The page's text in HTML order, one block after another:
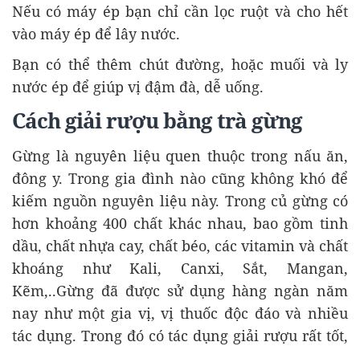
Nếu có máy ép bạn chỉ cần lọc ruột và cho hết
vào máy ép để lây nước.
Bạn có thể thêm chút đường, hoặc muối và ly
nước ép để giúp vị đậm đà, dễ uống.
Cách giải rượu bằng trà gừng
Gừng là nguyên liệu quen thuộc trong nấu ăn,
đông y. Trong gia đình nào cũng không khó để
kiếm nguồn nguyên liệu này. Trong củ gừng có
hơn khoảng 400 chất khác nhau, bao gồm tinh
dầu, chất nhựa cay, chất béo, các vitamin và chất
khoáng như Kali, Canxi, Sắt, Mangan,
Kẽm,..Gừng đã được sử dụng hàng ngàn năm
nay như một gia vị, vị thuốc độc đáo và nhiều
tác dụng. Trong đó có tác dụng giải rượu rất tốt,